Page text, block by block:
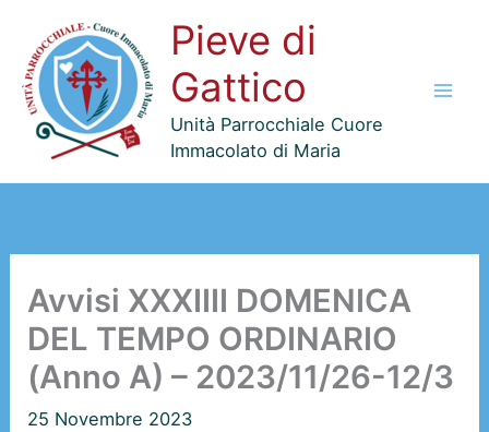
contenuto
Pieve di
Gattico
Unità Parrocchiale Cuore
Immacolato di Maria
Avvisi XXXIIII DOMENICA
DEL TEMPO ORDINARIO
(Anno A) – 2023/11/26-12/3
25 Novembre 2023